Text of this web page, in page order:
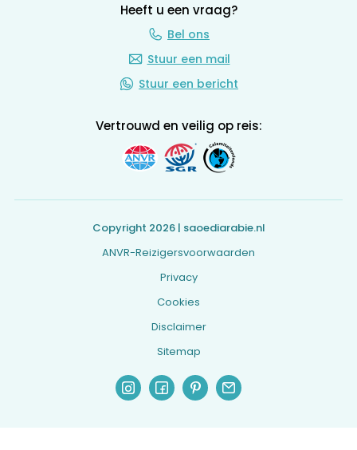
Heeft u een vraag?
Bel ons
Stuur een mail
Stuur een bericht
Vertrouwd en veilig op reis:
Copyright 2026 | saoediarabie.nl
ANVR-Reizigersvoorwaarden
Privacy
Cookies
Disclaimer
Sitemap